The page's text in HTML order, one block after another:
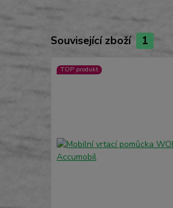
Související zboží 1
TOP produkt